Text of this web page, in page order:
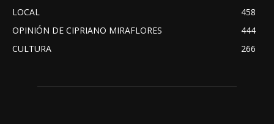
LOCAL
458
OPINIÓN DE CIPRIANO MIRAFLORES
444
CULTURA
266